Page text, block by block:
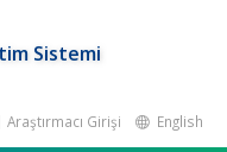
Sistemi
Araştırmacı Girişi English